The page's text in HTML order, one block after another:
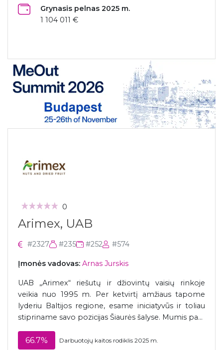
Grynasis pelnas 2025 m.
1 104 011 €
0
Arimex, UAB
#2327 #235 #252 #574
Įmonės vadovas: Arnas Jurskis
UAB „Arimex“ riešutų ir džiovintų vaisių rinkoje
veikia nuo 1995 m. Per ketvirtį amžiaus tapome
lyderiu Baltijos regione, esame iniciatyvūs ir toliau
stipriname savo pozicijas Šiaurės šalyse. Mumis pa...
66.7% Darbuotojų kaitos rodiklis 2025 m.